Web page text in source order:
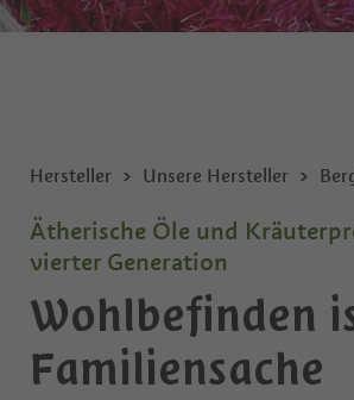
Hersteller Unsere Hersteller
Ätherische Öle und
vierter Generation
Wohlbefinden
Familiensache